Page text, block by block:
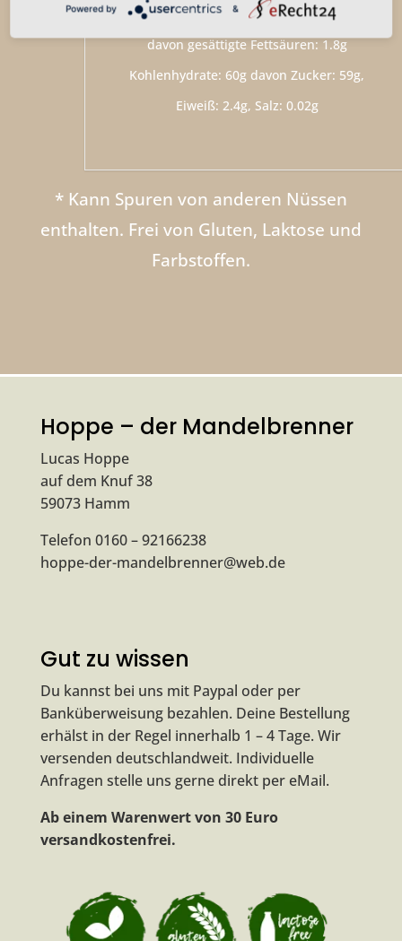
Brennwert: 480 Kcal (2008 KJ) Fett: 23g
davon gesättigte Fettsäuren: 1.8g
Kohlenhydrate: 60g davon Zucker: 59g,
Eiweiß: 2.4g, Salz: 0.02g
* Kann Spuren von anderen Nüssen
enthalten. Frei von Gluten, Laktose und
Farbstoffen.
Hoppe – der Mandelbrenner
Lucas Hoppe
auf dem Knuf 38
59073 Hamm
Telefon 0160 – 92166238
hoppe-der-mandelbrenner@web.de
Gut zu wissen
Du kannst bei uns mit Paypal oder per
Banküberweisung bezahlen. Deine Bestellung
erhälst in der Regel innerhalb 1 – 4 Tage. Wir
versenden deutschlandweit. Individuelle
Anfragen stelle uns gerne direkt per eMail.
Ab einem Warenwert von 30 Euro
versandkostenfrei.
Powered by &